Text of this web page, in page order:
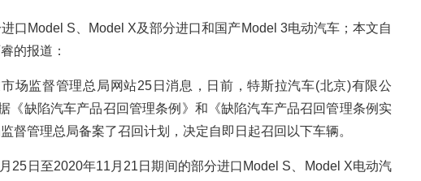
Model S、Model X及部分进口和国产Model 3电动汽车；本文自
的报道：
监督管理总局网站25日消息，日前，特斯拉汽车(北京)有限公
《缺陷汽车产品召回管理条例》和《缺陷汽车产品召回管理条例实
督管理总局备案了召回计划，决定自即日起召回以下车辆。
日至2020年11月21日期间的部分进口Model S、Model X电动汽